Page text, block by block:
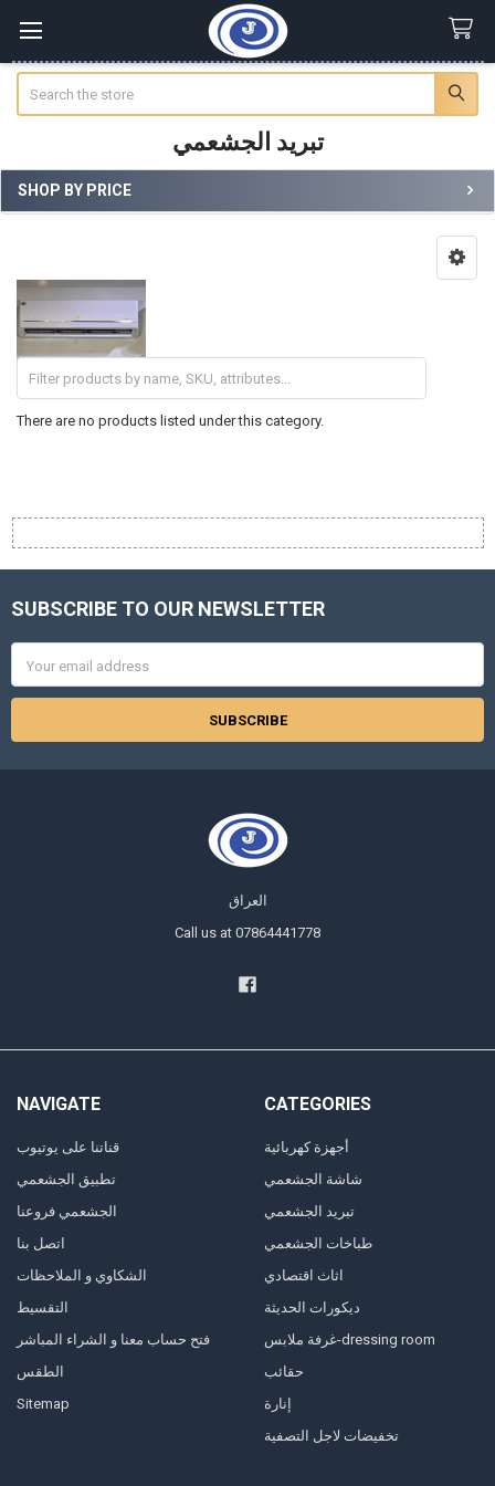
تبريد الجشعمي
Sidebar
SHOP BY PRICE
There are no products listed under this category.
Footer
SUBSCRIBE TO OUR NEWSLETTER
Address
العراق
Call us at 07864441778
NAVIGATE
قناتنا على يوتيوب
تطبيق الجشعمي
الجشعمي فروعنا
اتصل بنا
الشكاوي و الملاحظات
التقسيط
فتح حساب معنا و الشراء المباشر
الطقس
Sitemap
CATEGORIES
أجهزة كهربائية
شاشة الجشعمي
تبريد الجشعمي
طباخات الجشعمي
اثاث اقتصادي
ديكورات الحديثة
غرفة ملابس-dressing room
حقائب
إنارة
تخفيضات لاجل التصفية